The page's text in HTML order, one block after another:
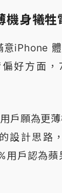
機身犧牲
iPhone
好方面，
戶願為更
設計思路
用戶認為